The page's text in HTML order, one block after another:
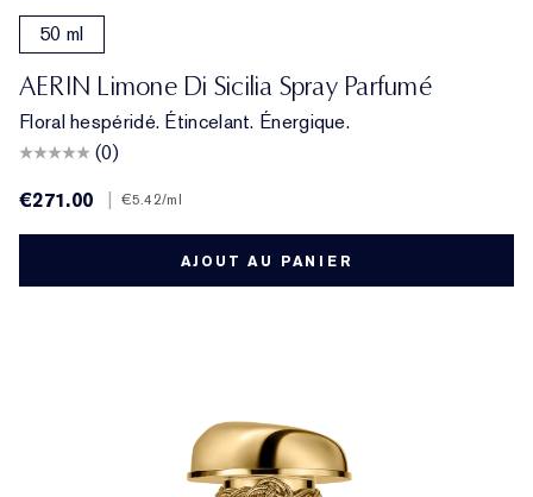
50 ml
AERIN Limone Di Sicilia Spray Parfumé
Floral hespéridé. Étincelant. Énergique.
(0)
€271.00
€5.42/ml
AJOUT AU PANIER